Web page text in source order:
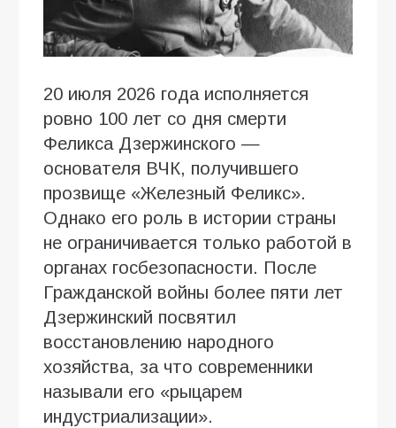
20 июля 2026 года исполняется
ровно 100 лет со дня смерти
Феликса Дзержинского —
основателя ВЧК, получившего
прозвище «Железный Феликс».
Однако его роль в истории страны
не ограничивается только работой в
органах госбезопасности. После
Гражданской войны более пяти лет
Дзержинский посвятил
восстановлению народного
хозяйства, за что современники
называли его «рыцарем
индустриализации».